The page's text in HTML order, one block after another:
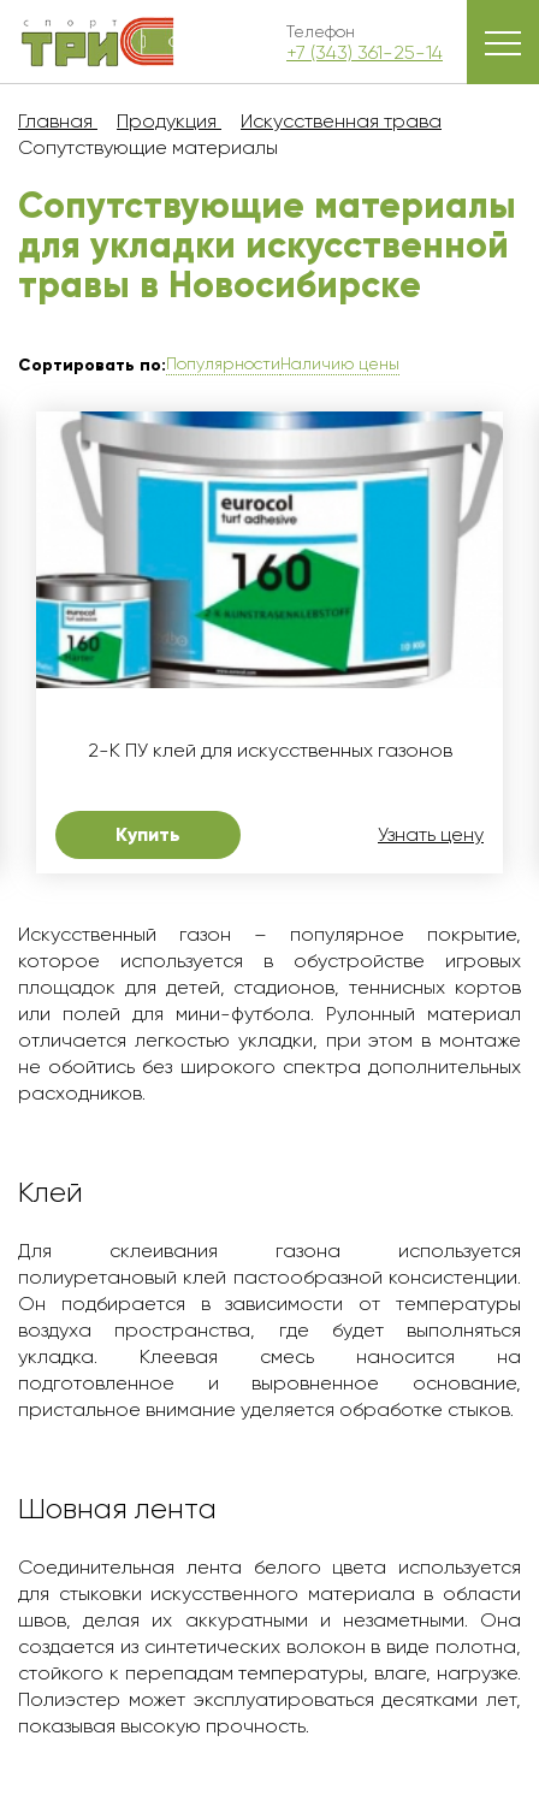
Телефон
+7 (343) 361-25-14
Главная Продукция
Искусственная трава
Сопутствующие материалы
Сопутствующие материалы
для укладки искусственной
травы в Новосибирскe
Сортировать по:ПопулярностиНаличию цены
2-К ПУ клей для искусственных газонов
Купить Узнать цену
Искусственный газон – популярное покрытие,
которое используется в обустройстве игровых
площадок для детей, стадионов, теннисных кортов
или полей для мини-футбола. Рулонный материал
отличается легкостью укладки, при этом в монтаже
не обойтись без широкого спектра дополнительных
расходников.
Клей
Для склеивания газона используется
полиуретановый клей пастообразной консистенции.
Он подбирается в зависимости от температуры
воздуха пространства, где будет выполняться
укладка. Клеевая смесь наносится на
подготовленное и выровненное основание,
пристальное внимание уделяется обработке стыков.
Шовная лента
Соединительная лента белого цвета используется
для стыковки искусственного материала в области
швов, делая их аккуратными и незаметными. Она
создается из синтетических волокон в виде полотна,
стойкого к перепадам температуры, влаге, нагрузке.
Полиэстер может эксплуатироваться десятками лет,
показывая высокую прочность.